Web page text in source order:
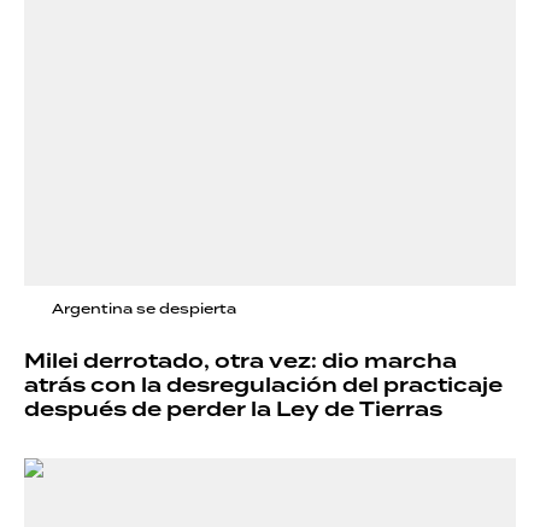
Argentina se despierta
Milei derrotado, otra vez: dio marcha
atrás con la desregulación del practicaje
después de perder la Ley de Tierras